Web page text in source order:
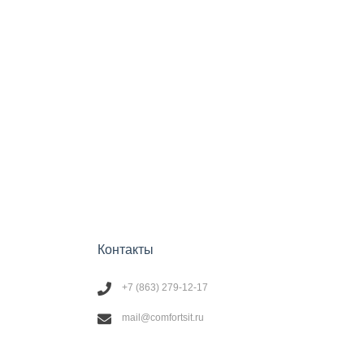
Контакты
+7 (863) 279-12-17
mail@comfortsit.ru